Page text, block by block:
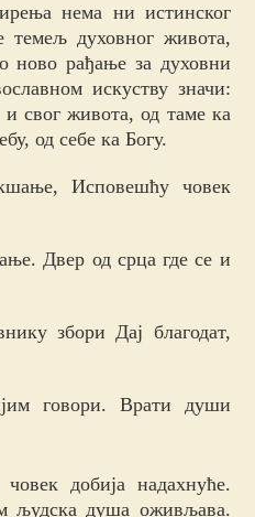
нема ни истинског
темељ духовног живота,
ново рађање за духовни
искуству значи:
свог живота, од таме ка
од себе ка Богу.
Исповешћу човек
Двер од срца где се и
збори Дај благодат,
говори. Врати души
добија надахнуће.
људска душа оживљава.